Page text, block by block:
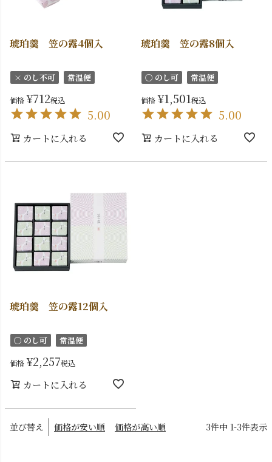
琥珀羹 笠の露4個入
× のし不可 常温便
価格 ¥712税込
5.00
カートに入れる
琥珀羹 笠の露8個入
〇 のし可 常温便
価格 ¥1,501税込
5.00
カートに入れる
琥珀羹 笠の露12個入
〇 のし可 常温便
価格 ¥2,257税込
カートに入れる
並び替え 価格が安い順 価格が高い順 3件中 1-3件表示